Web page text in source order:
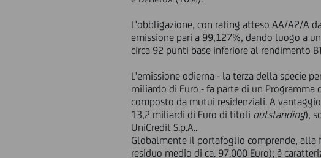
L'obbligazione, con rating atteso AA/A2/A
emissione pari a 99,127%, dando luogo a
circa 92 punti base inferiore al rendimento
L'emissione odierna - la terza della specie
miliardo di Euro - fa parte di un
composto da mutui residenziali. A vantaggio
13,2 miliardi di Euro di titoli outstanding),
UniCredit S.p.A..
Globalmente il portafoglio comprende, alla
residuo medio di ca. 97.000 Euro); è